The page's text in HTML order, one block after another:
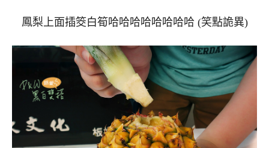
鳳梨上面插筊白筍哈哈哈哈哈哈哈哈 (笑點詭異)